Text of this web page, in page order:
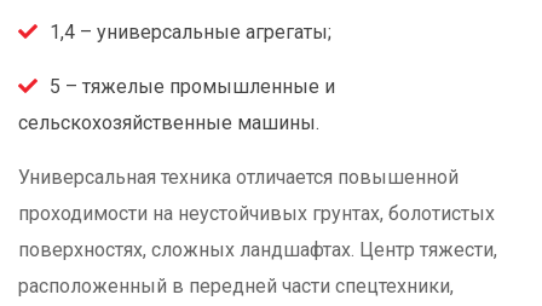
1,4 – универсальные агрегаты;
5 – тяжелые промышленные и
сельскохозяйственные машины.
Универсальная техника отличается повышенной
проходимости на неустойчивых грунтах, болотистых
поверхностях, сложных ландшафтах. Центр тяжести,
расположенный в передней части спецтехники,